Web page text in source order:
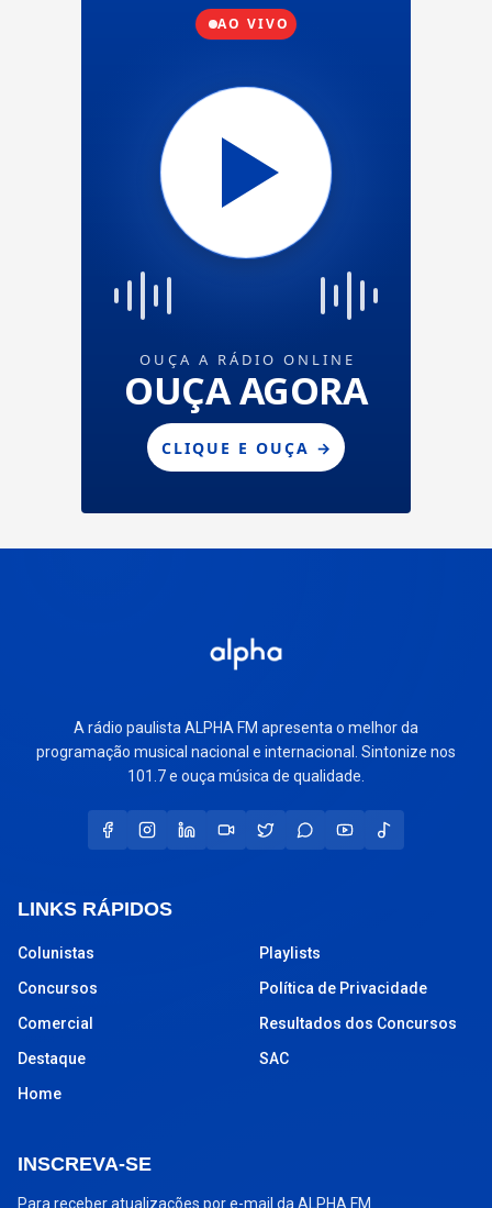
A rádio paulista ALPHA FM apresenta o melhor da
programação musical nacional e internacional. Sintonize nos
101.7 e ouça música de qualidade.
LINKS RÁPIDOS
Colunistas
Concursos
Comercial
Destaque
Home
Playlists
Política de Privacidade
Resultados dos Concursos
SAC
INSCREVA-SE
Para receber atualizações por e-mail da ALPHA FM